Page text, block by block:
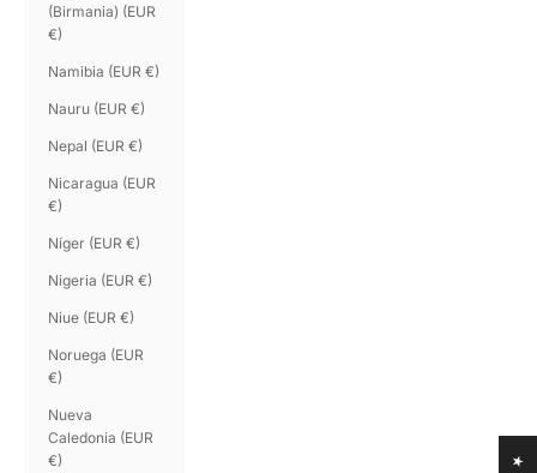
(Birmania) (EUR
€)
Namibia (EUR €)
Nauru (EUR €)
Nepal (EUR €)
Nicaragua (EUR
€)
Níger (EUR €)
Nigeria (EUR €)
Niue (EUR €)
Noruega (EUR
€)
Nueva
Caledonia (EUR
€)